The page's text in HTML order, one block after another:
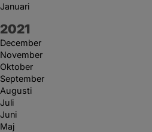
Januari
År:
2021
December
November
Oktober
September
Augusti
Juli
Juni
Maj